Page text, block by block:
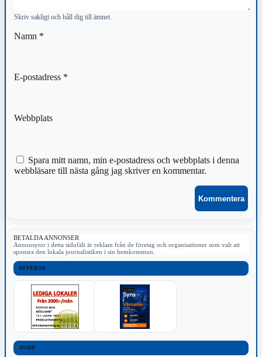
Skriv sakligt och håll dig till ämnet.
Namn *
E-postadress *
Webbplats
Spara mitt namn, min e-postadress och webbplats i denna
webbläsare till nästa gång jag skriver en kommentar.
BETALDA ANNONSER
Annonsytor i detta sidofält är reklam från de företag och organisationer som valt att
sponsra den lokala journalistiken i sin hemkommun.
DIVERSE
JOBB